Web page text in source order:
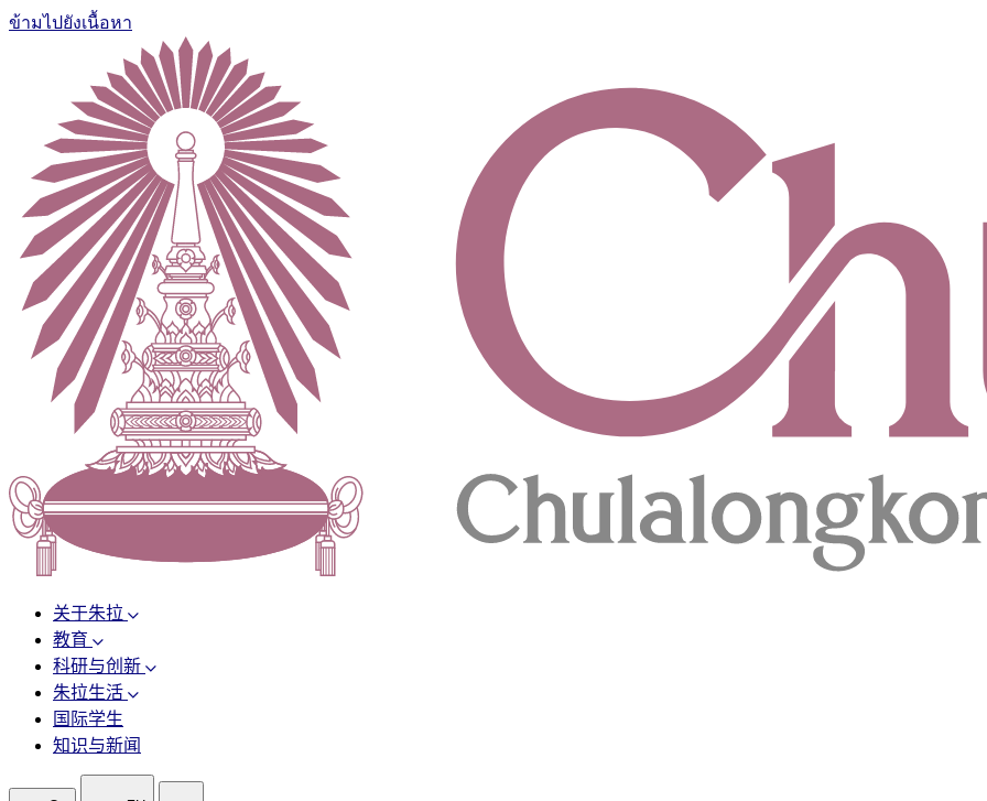
ข้ามไปยังเนื้อหา
关于朱拉
教育
科研与创新
朱拉生活
国际学生
知识与新闻